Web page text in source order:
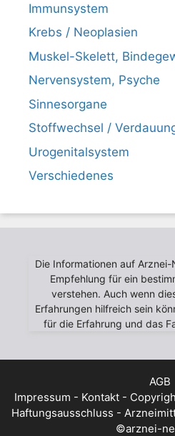
Immunsystem
Krebs / Neoplasien
Muskel-Skelett,
Nervensystem, Psyche
Sinnesorgane
Stoffwechsel /
Urogenitalsystem
Verschiedenes
Die Informationen auf
Empfehlung für ein
verstehen. Auch wenn
Erfahrungen hilfreich sein
für die Erfahrung und das
AGB
Impressum - Kontakt -
Haftungsausschluss -
©arznei-